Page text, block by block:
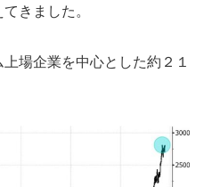
きました。
場企業を中心とした約２１